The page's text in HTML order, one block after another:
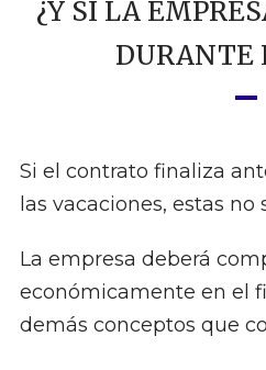
¿Y SI LA
DURANTE
Si el contrato finaliza
las vacaciones, estas no
La empresa deberá
económicamente en el
demás conceptos que